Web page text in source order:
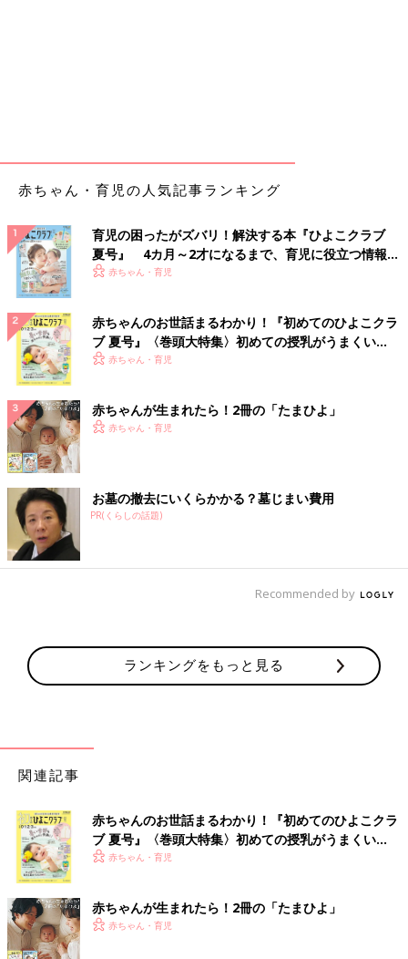
あきえ はい、そうなんです。それと、きょうだい育児が始ま
り、「こんなときはどうしたらいいんだろう」「どんな声かけ
えてしまって…。「このタイミングで、子どもとのかかわり方を
学ぶというのは、私にも子どもにもいいのではないかな」と思
い、チャイルドマインダーになるために、養成講座を受けること
を決めました。
課題や提出物に追われ、子どもが乳児期以来の睡眠
不足に
課題で作成した手作りおもちゃ。子どもの発達に合わせ、好奇心を刺激しながら遊
べるものを考えました。
あきえ チャイルドマインダーという資格は、イギリス発祥の家
才〜12才の子どもを、それぞれの家庭の教育方針に沿い、保育を
おこなうことができ、親子カフェや習い事教室なども開業できま
す。授業はオンラインで受ける講座もあれば、沐浴の練習や救急
救護法を受けるなど、実習もありました。子どもの発達段階を学
ぶのはもちろんのこと、手作りおもちゃを作り、どんな発達を意
識して作ったかを発表したり、開業するにあたってのお金の勉強
をしたり…。トータルで７カ月くらいのカリキュラムだったので
赤ちゃん・育児の人気記事ランキング
育児の困ったがズバリ！解決する本『ひよこクラブ
夏号』 4カ月～2才になるまで、育児に役立つ情報が
いっぱい！
赤ちゃん・育児
赤ちゃんのお世話まるわかり！『初めてのひよこクラ
ブ 夏号』〈巻頭大特集〉初めての授乳がうまくい
く！ おっぱい・ミルクの基本と夏のトラブル 解決テ
赤ちゃん・育児
赤ちゃんが生まれたら！2冊の「たまひよ」
赤ちゃん・育児
お墓の撤去にいくらかかる？墓じまい費用
PR(くらしの話題)
Recommended by
ランキングをもっと見る
関連記事
赤ちゃんのお世話まるわかり！『初めてのひよこクラ
ブ 夏号』〈巻頭大特集〉初めての授乳がうまくい
く！ おっぱい・ミルクの基本と夏のトラブル 解決テ
赤ちゃん・育児
赤ちゃんが生まれたら！2冊の「たまひよ」
赤ちゃん・育児